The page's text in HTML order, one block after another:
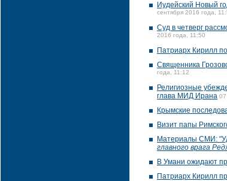
Иудейский Новый
сентября 2016 года,
Суд в четверг
2016 года, 11:50
Патриарх Кирилл
Священника
года, 11:12
Религиозные
глава МИД Ирана 07
Крымские
Визит папы
Материалы СМИ:
главного врага
В Умани ожидают
Патриарх Кирилл